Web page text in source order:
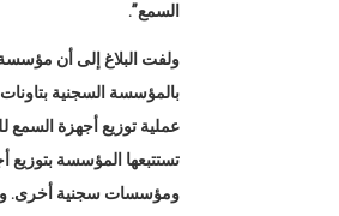
السمع”.
ولفت البلاغ إلى أن مؤسسة
بالمؤسسة السجنية
تستتبعها المؤسسة
ومؤسسات سجنية أخرى.